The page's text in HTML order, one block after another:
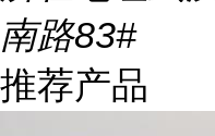
南路83#
推荐产品